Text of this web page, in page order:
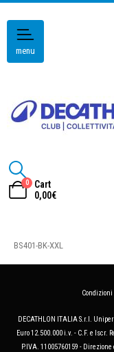
menu
0
Cart
0,00€
BS401-BK-XXL
DECATHLON ITALIA S.r.l.
Euro 12.500.000 i.v. - C.F. e Iscr.
P.IVA. 11005760159 -